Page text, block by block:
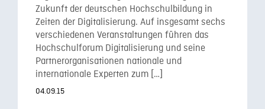
Zukunft der deutschen Hochschulbildung in
Zeiten der Digitalisierung. Auf insgesamt sechs
verschiedenen Veranstaltungen führen das
Hochschulforum Digitalisierung und seine
Partnerorganisationen nationale und
internationale Experten zum […]
04.09.15